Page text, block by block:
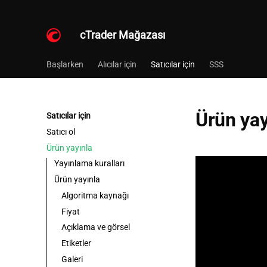
cTrader Mağazası
Başlarken Alıcılar için Satıcılar için SSS
Satıcılar için
Satıcı ol
Ürün yayınla
Yayınlama kuralları
Ürün yayınla
Algoritma kaynağı
Fiyat
Açıklama ve görsel
Etiketler
Galeri
Ürün